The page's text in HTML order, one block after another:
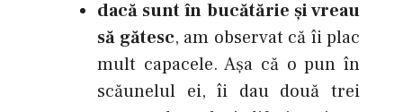
dacă sunt în bucătărie şi vreau
să gătesc, am observat că îi plac
mult capacele. Aşa că o pun în
scăunelul ei, îi dau două trei